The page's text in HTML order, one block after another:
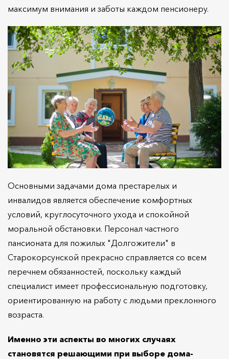
максимум внимания и заботы каждом пенсионеру.
Основными задачами дома престарелых и
инвалидов является обеспечение комфортных
условий, круглосуточного ухода и спокойной
моральной обстановки. Персонал частного
пансионата для пожилых "Долгожители" в
Старокорсунской прекрасно справляется со всем
перечнем обязанностей, поскольку каждый
специалист имеет профессиональную подготовку,
ориентированную на работу с людьми преклонного
возраста.
Именно эти аспекты во многих случаях
становятся решающими при выборе дома-